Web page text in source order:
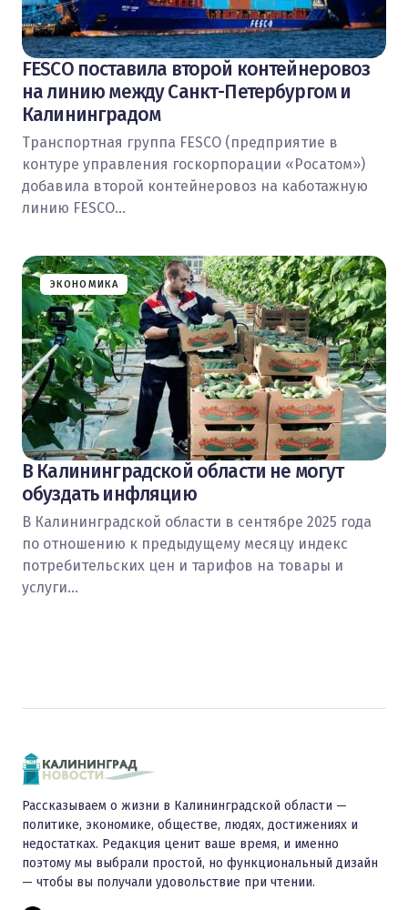
FESCO поставила второй контейнеровоз
на линию между Санкт-Петербургом и
Калининградом
Транспортная группа FESCO (предприятие в
контуре управления госкорпорации «Росатом»)
добавила второй контейнеровоз на каботажную
линию FESCO…
ЭКОНОМИКА
В Калининградской области не могут
обуздать инфляцию
В Калининградской области в сентябре 2025 года
по отношению к предыдущему месяцу индекс
потребительских цен и тарифов на товары и
услуги…
Рассказываем о жизни в Калининградской области —
политике, экономике, обществе, людях, достижениях и
недостатках. Редакция ценит ваше время, и именно
поэтому мы выбрали простой, но функциональный дизайн
— чтобы вы получали удовольствие при чтении.